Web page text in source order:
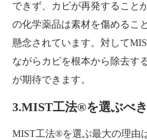
できず、カビが再発すること
の化学薬品は素材を傷めるこ
懸念されています。対して
ながらカビを根本から除去す
が期待できます。
3.MIST工法®を選ぶべ
MIST工法®を選ぶ最大の理由